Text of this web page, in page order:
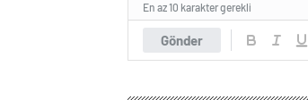
Gönder
En az 10 karakter gerekli